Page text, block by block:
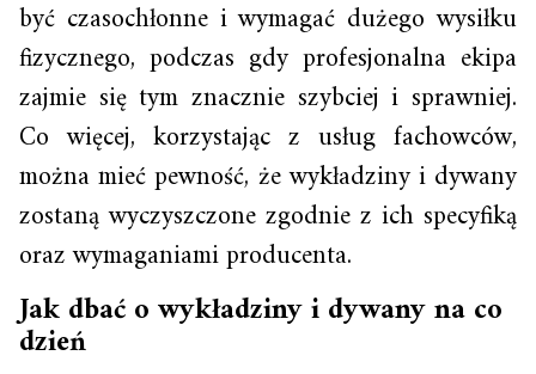
być czasochłonne i wymagać dużego wysiłku
fizycznego, podczas gdy profesjonalna ekipa
zajmie się tym znacznie szybciej i sprawniej.
Co więcej, korzystając z usług fachowców,
można mieć pewność, że wykładziny i dywany
zostaną wyczyszczone zgodnie z ich specyfiką
oraz wymaganiami producenta.
Jak dbać o wykładziny i dywany na co
dzień